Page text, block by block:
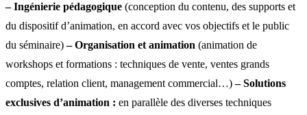
– Ingénierie pédagogique (conception du contenu, des supports et
du dispositif d’animation, en accord avec vos objectifs et le public
du séminaire)– Organisation et animation (animation de
workshops et formations : techniques de vente, ventes grands
comptes, relation client, management commercial…)– Solutions
exclusives d’animation : en parallèle des diverses techniques